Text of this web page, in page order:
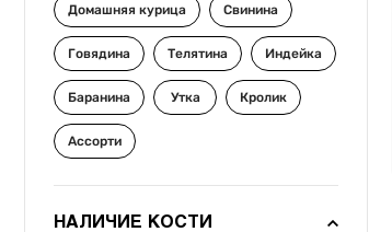
Домашняя курица Свинина
Говядина Телятина Индейка
Баранина Утка Кролик
Ассорти
НАЛИЧИЕ КОСТИ